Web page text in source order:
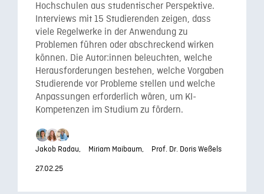
Hochschulen aus studentischer Perspektive.
Interviews mit 15 Studierenden zeigen, dass
viele Regelwerke in der Anwendung zu
Problemen führen oder abschreckend wirken
können. Die Autor:innen beleuchten, welche
Herausforderungen bestehen, welche Vorgaben
Studierende vor Probleme stellen und welche
Anpassungen erforderlich wären, um KI-
Kompetenzen im Studium zu fördern.
Jakob Radau, Miriam Maibaum,
Prof. Dr. Doris Weßels
27.02.25